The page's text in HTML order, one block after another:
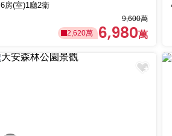
6房(室)1廳2衛
9,600萬
2,620萬
6,980